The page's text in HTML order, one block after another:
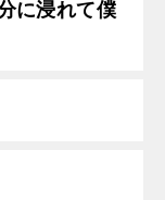
に浸れて僕